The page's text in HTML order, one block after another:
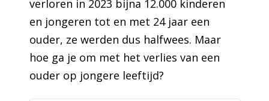
verloren in 2023 bijna 12.000 kinderen
en jongeren tot en met 24 jaar een
ouder, ze werden dus halfwees. Maar
hoe ga je om met het verlies van een
ouder op jongere leeftijd?